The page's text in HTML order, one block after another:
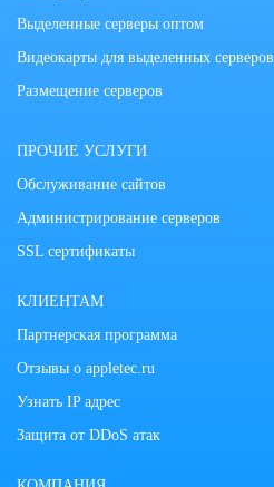
Выделенные серверы оптом
Видеокарты для выделенных серверов
Размещение серверов
ПРОЧИЕ УСЛУГИ
Обслуживание сайтов
Администрирование серверов
SSL сертификаты
КЛИЕНТАМ
Партнерская программа
Отзывы о appletec.ru
Узнать IP адрес
Защита от DDoS атак